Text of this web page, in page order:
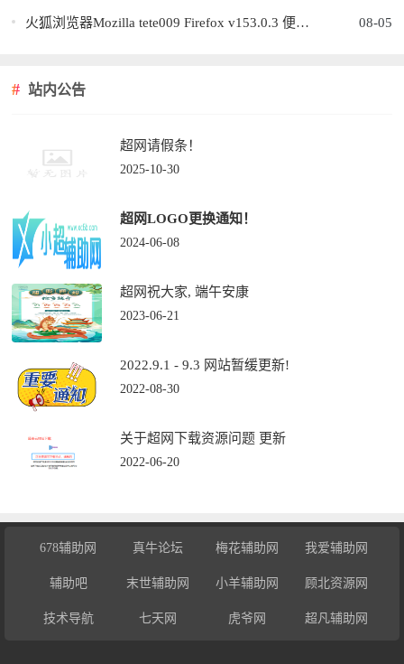
08-05
火狐浏览器Mozilla tete009 Firefox v153.0.3 便携版
站内公告
超网请假条！
2025-10-30
超网LOGO更换通知！
2024-06-08
超网祝大家, 端午安康
2023-06-21
2022.9.1 - 9.3 网站暂缓更新!
2022-08-30
关于超网下载资源问题 更新
2022-06-20
678辅助网 真牛论坛 梅花辅助网 我爱辅助网
辅助吧 末世辅助网 小羊辅助网 顾北资源网
技术导航 七天网 虎爷网 超凡辅助网